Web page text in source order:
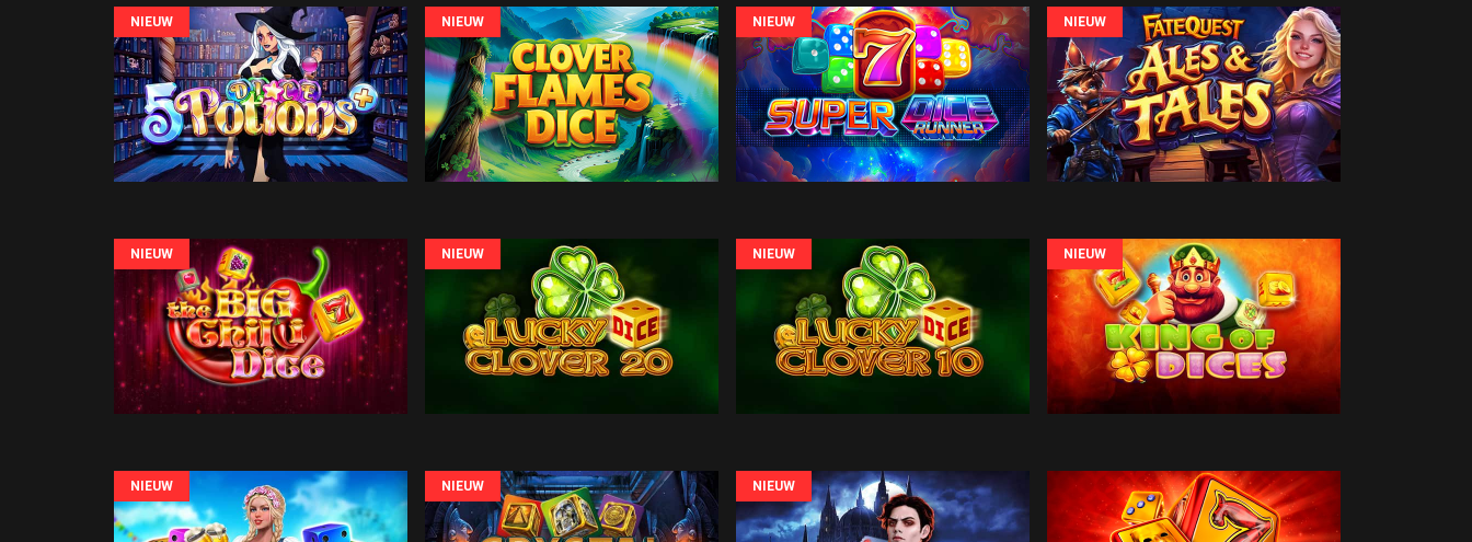
NIEUW NIEUW NIEUW NIEUW
NIEUW NIEUW NIEUW NIEUW
NIEUW NIEUW NIEUW